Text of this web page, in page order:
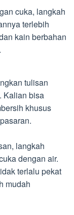
cuka, langkah
terlebih
kain berbahan
tulisan
Kalian bisa
khusus
langkah
dengan air.
terlalu pekat
mudah